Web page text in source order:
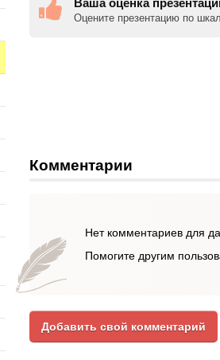
Ваша оценка
Оцените презентацию по
Комментарии
Нет комментариев для
Помогите другим
Добавить свой комментарий